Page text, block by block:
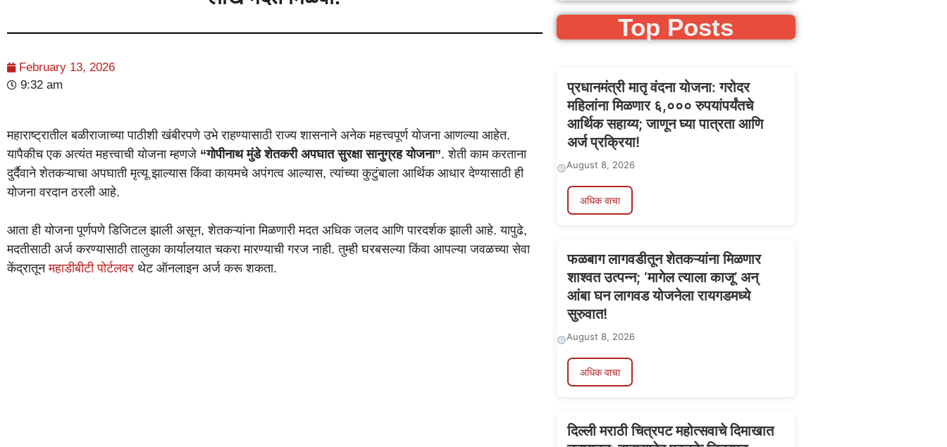
February 13, 2026
9:32 am
महाराष्ट्रातील बळीराजाच्या पाठीशी खंबीरपणे उभे राहण्यासाठी राज्य शासनाने अनेक महत्त्वपूर्ण योजना आणल्या आहेत.
यापैकीच एक अत्यंत महत्त्वाची योजना म्हणजे “गोपीनाथ मुंडे शेतकरी अपघात सुरक्षा सानुग्रह योजना”. शेती काम करताना
दुर्दैवाने शेतकऱ्याचा अपघाती मृत्यू झाल्यास किंवा कायमचे अपंगत्व आल्यास, त्यांच्या कुटुंबाला आर्थिक आधार देण्यासाठी ही
योजना वरदान ठरली आहे.
आता ही योजना पूर्णपणे डिजिटल झाली असून, शेतकऱ्यांना मिळणारी मदत अधिक जलद आणि पारदर्शक झाली आहे. यापुढे,
मदतीसाठी अर्ज करण्यासाठी तालुका कार्यालयात चकरा मारण्याची गरज नाही. तुम्ही घरबसल्या किंवा आपल्या जवळच्या सेवा
केंद्रातूनमहाडीबीटी पोर्टलवर थेट ऑनलाइन अर्ज करू शकता.
Top Posts
प्रधानमंत्री मातृ वंदना योजना: गरोदर
महिलांना मिळणार ६,००० रुपयांपर्यंतचे
आर्थिक सहाय्य; जाणून घ्या पात्रता आणि
अर्ज प्रक्रिया!
August 8, 2026
अधिक वाचा
फळबाग लागवडीतून शेतकऱ्यांना मिळणार
शाश्वत उत्पन्न; ‘मागेल त्याला काजू’ अन्
आंबा घन लागवड योजनेला रायगडमध्ये
सुरुवात!
August 8, 2026
अधिक वाचा
दिल्ली मराठी चित्रपट महोत्सवाचे दिमाखात